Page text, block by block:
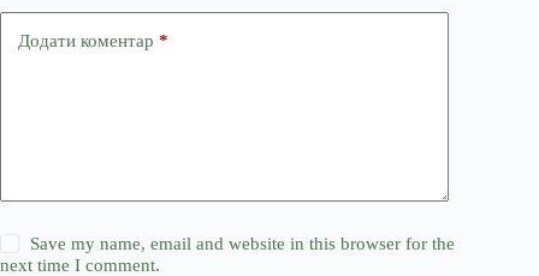
Додати коментар *
Save my name, email and website in this browser for the
next time I comment.